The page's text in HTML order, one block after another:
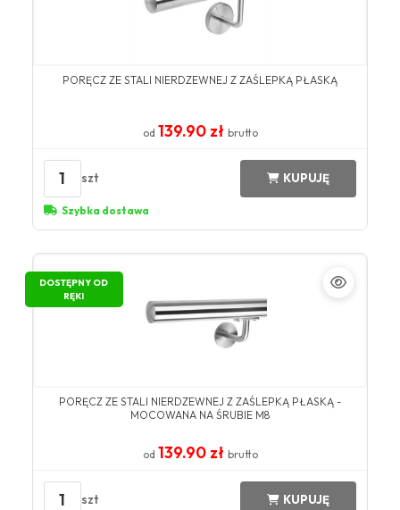
PORĘCZ ZE STALI NIERDZEWNEJ Z ZAŚLEPKĄ PŁASKĄ
od 139.90 zł brutto
1 szt KUPUJĘ
Szybka dostawa
DOSTĘPNY OD
RĘKI
PORĘCZ ZE STALI NIERDZEWNEJ Z ZAŚLEPKĄ PŁASKĄ -
MOCOWANA NA ŚRUBIE M8
od 139.90 zł brutto
1 szt KUPUJĘ